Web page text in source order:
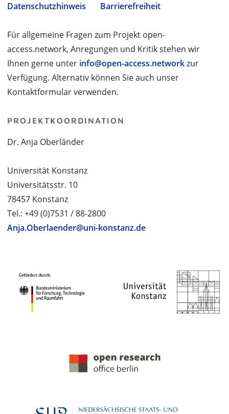
Datenschutzhinweis
Barrierefreiheit
Für allgemeine Fragen zum Projekt open-
access.network, Anregungen und Kritik stehen wir
Ihnen gerne unter info@open-access.networkzur
Verfügung. Alternativ können Sie auch unser
Kontaktformular verwenden.
PROJEKTKOORDINATION
Dr. Anja Oberländer
Universität Konstanz
Universitätsstr. 10
78457 Konstanz
Tel.: +49 (0)7531 / 88-2800
Anja.Oberlaender@uni-konstanz.de